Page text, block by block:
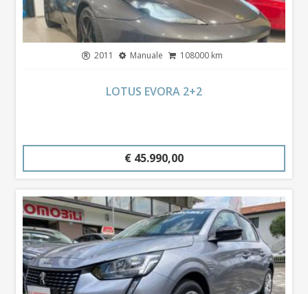
2011 Manuale 108000 km
LOTUS EVORA 2+2
€ 45.990,00